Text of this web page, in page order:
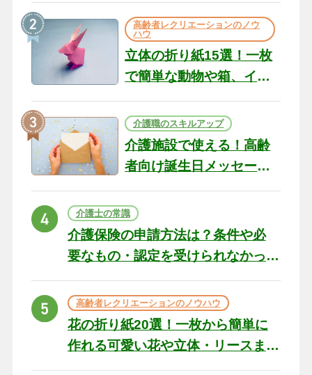
の現場から（22）
高齢者レクリエーションのノウ
ハウ
立体の折り紙15選！一枚
で簡単な動物や箱、イン
テリアになる作品まで
介護職のスキルアップ
介護施設で使える！高齢
者向け誕生日メッセージ
の例文と書き方のポイン
ト
介護士の常識
介護保険の申請方法は？条件や必
要なもの・認定を受けられなかっ
た場合の対処法
高齢者レクリエーションのノウハウ
花の折り紙20選！一枚から簡単に
作れる可愛い花や立体・リースま
で